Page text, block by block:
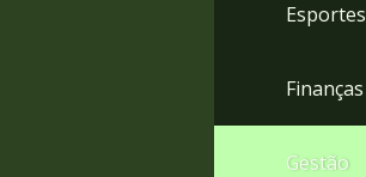
Esportes
Finanças
Gestão